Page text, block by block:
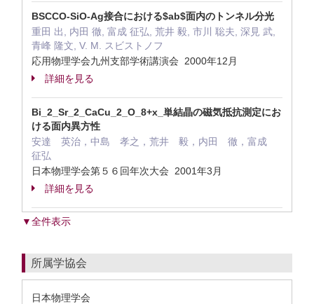
BSCCO-SiO-Ag接合における$ab$面内のトンネル分光
重田 出, 内田 徹, 富成 征弘, 荒井 毅, 市川 聡夫, 深見 武,
青峰 隆文, V. M. スビストノフ
応用物理学会九州支部学術講演会 2000年12月
詳細を見る
Bi_2_Sr_2_CaCu_2_O_8+x_単結晶の磁気抵抗測定にお
ける面内異方性
安達 英治，中島 孝之，荒井 毅，内田 徹，富成
征弘
日本物理学会第５６回年次大会 2001年3月
詳細を見る
▼全件表示
所属学協会
日本物理学会